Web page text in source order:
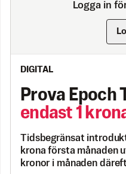
Logga in
DIGITAL
Prova Epoch
endast 1
Tidsbegränsat
krona första månaden
kronor i månaden